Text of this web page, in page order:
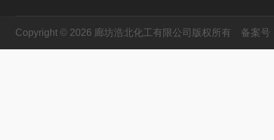
Copyright © 2026 廊坊浩北化工有限公司版权所有 备案号